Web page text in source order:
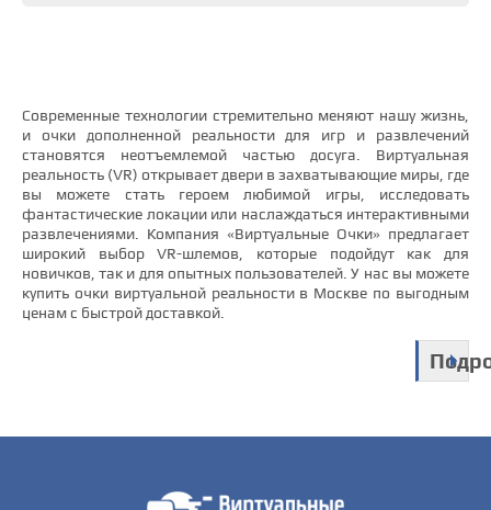
Современные технологии стремительно меняют нашу жизнь,
и очки дополненной реальности для игр и развлечений
становятся неотъемлемой частью досуга. Виртуальная
реальность (VR) открывает двери в захватывающие миры, где
вы можете стать героем любимой игры, исследовать
фантастические локации или наслаждаться интерактивными
развлечениями. Компания «Виртуальные Очки» предлагает
широкий выбор VR-шлемов, которые подойдут как для
новичков, так и для опытных пользователей. У нас вы можете
купить очки виртуальной реальности в Москве по выгодным
ценам с быстрой доставкой.